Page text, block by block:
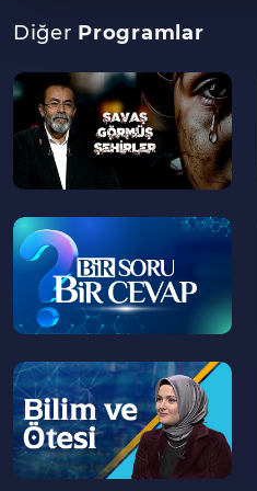
Diğer Programlar
--
>
--
>
--